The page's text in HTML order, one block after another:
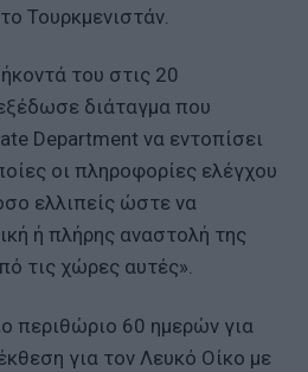
Τουρκμενιστάν.
του στις 20
διάταγμα που
Department να εντοπίσει
οι πληροφορίες ελέγχου
ελλιπείς ώστε να
ή πλήρης αναστολή της
τις χώρες αυτές».
περιθώριο 60 ημερών για
για τον Λευκό Οίκο με